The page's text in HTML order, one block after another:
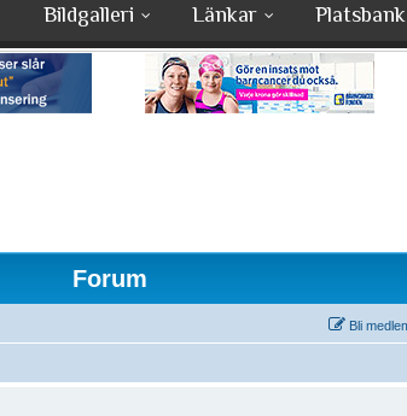
Bildgalleri Länkar Platsbank